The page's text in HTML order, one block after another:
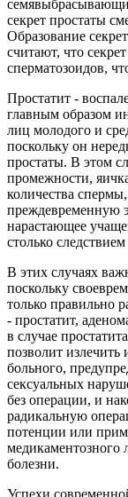
секрет простаты
Образование
считают, что
сперматозоидов,
Простатит -
главным образом
лиц молодого и
поскольку он
простаты. В этом
промежности,
количества
преждевременную
нарастающее
столько
В этих случаях
поскольку
только правильно
- простатит,
в случае
позволит излечить
больного,
сексуальных
без операции, и
радикальную
потенции или
медикаментозного
болезни.